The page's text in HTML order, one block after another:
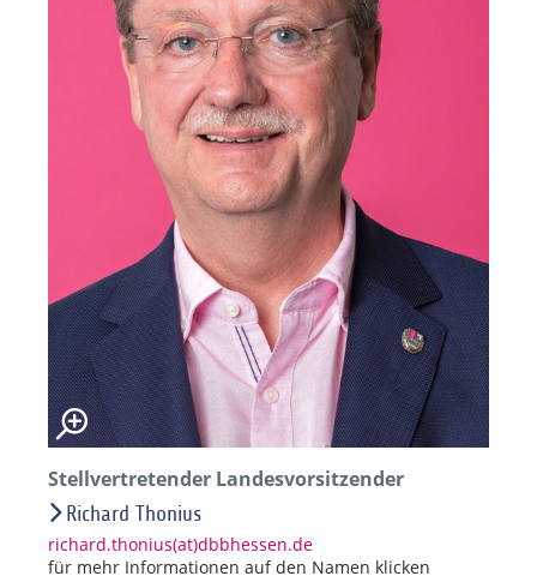
Stellvertretender Landesvorsitzender
Richard Thonius
richard.thonius(at)dbbhessen.de
für mehr Informationen auf den Namen klicken